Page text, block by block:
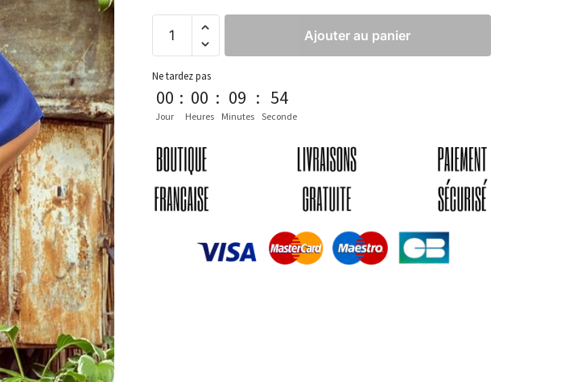
Ajouter au panier
Ne tardez pas
00
Jour
: 00
Heures
: 09
Minutes
: 53
Seconde